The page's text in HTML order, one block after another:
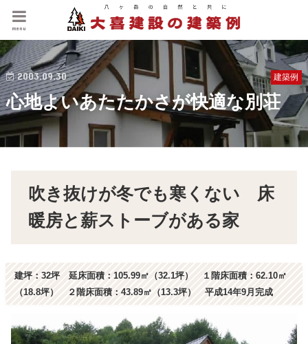
menu
建築例
2003.09.30
心地よいあたたかさが快適な別荘
吹き抜けが冬でも寒くない 床
暖房と薪ストーブがある家
建坪：32坪 延床面積：105.99㎡（32.1坪） １階床面積：62.10㎡
（18.8坪） ２階床面積：43.89㎡（13.3坪） 平成14年9月完成